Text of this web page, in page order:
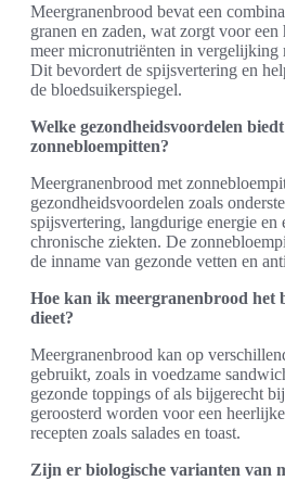
Meergranenbrood bevat een
granen en zaden, wat zorgt voor een
meer micronutriënten in vergelijking
Dit bevordert de spijsvertering en
de bloedsuikerspiegel.
Welke gezondheidsvoordelen
zonnebloempitten?
Meergranenbrood met
gezondheidsvoordelen zoals
spijsvertering, langdurige energie en
chronische ziekten. De
de inname van gezonde vetten en
Hoe kan ik meergranenbrood het
dieet?
Meergranenbrood kan op
gebruikt, zoals in voedzame
gezonde toppings of als bijgerecht
geroosterd worden voor een
recepten zoals salades en toast.
Zijn er biologische varianten van